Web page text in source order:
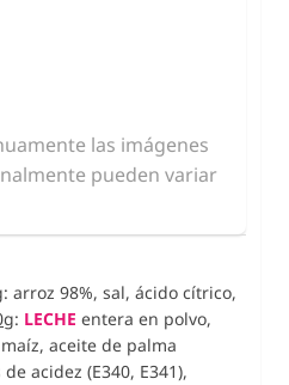
las imágenes
pueden variar
: arroz 98%, sal, ácido cítrico,
: LECHE entera en polvo,
aceite de palma
acidez (E340, E341),